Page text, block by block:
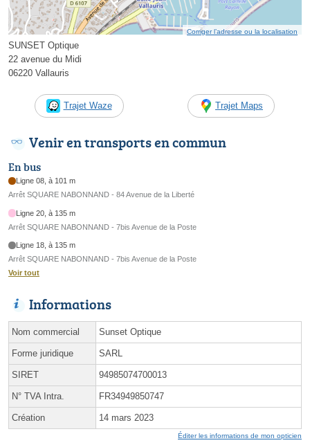
Corriger l’adresse ou la localisation
SUNSET Optique
22 avenue du Midi
06220 Vallauris
Trajet Waze Trajet Maps
Venir en transports en commun
En bus
Ligne 08, à 101 m
Arrêt SQUARE NABONNAND - 84 Avenue de la Liberté
Ligne 20, à 135 m
Arrêt SQUARE NABONNAND - 7bis Avenue de la Poste
Ligne 18, à 135 m
Arrêt SQUARE NABONNAND - 7bis Avenue de la Poste
Voir tout
Informations
Nom commercial Sunset Optique
Forme juridique SARL
SIRET 94985074700013
N° TVA Intra. FR34949850747
Création 14 mars 2023
Éditer les informations de mon opticien